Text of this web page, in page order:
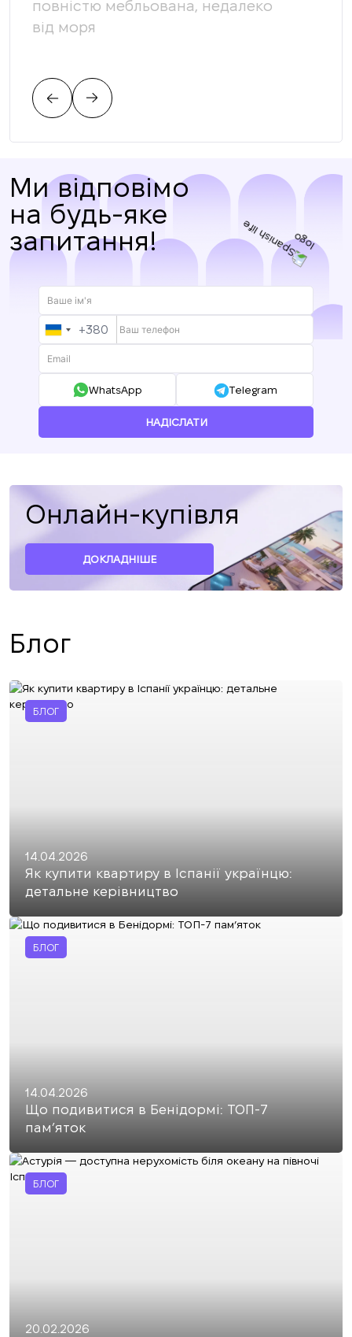
повністю мебльована, недалеко
від моря
Ми відповімо
на будь-яке
запитання!
UKRAINE
+380
+380
WhatsApp Telegram
НАДІСЛАТИ
Онлайн-купівля
ДОКЛАДНІШЕ
Блог
БЛОГ
14.04.2026
Як купити квартиру в Іспанії українцю:
детальне керівництво
БЛОГ
14.04.2026
Що подивитися в Бенідормі: ТОП-7
пам’яток
БЛОГ
20.02.2026